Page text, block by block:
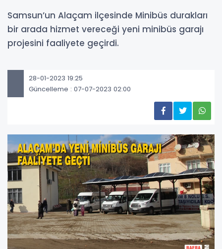
Samsun’un Alaçam ilçesinde Minibüs durakları
bir arada hizmet vereceği yeni minibüs garajı
projesini faaliyete geçirdi.
28-01-2023 19:25
Güncelleme : 07-07-2023 02:00